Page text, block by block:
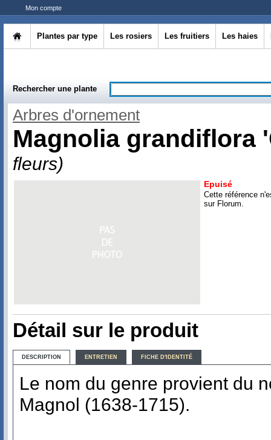
Mon compte
Plantes par type Les rosiers Les fruitiers Les haies
Rechercher une plante
Arbres d'ornement
Magnolia grandiflora
fleurs)
Epuisé
Cette référence
sur Florum.
Détail sur le produit
DESCRIPTION ENTRETIEN FICHE D'IDENTITÉ
Le nom du genre provient du
Magnol (1638-1715).